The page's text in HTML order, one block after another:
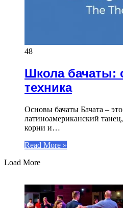
48
Школа бачаты:
техника
Основы бачаты Бачата –
латиноамериканский
корни и…
Read More »
Load More